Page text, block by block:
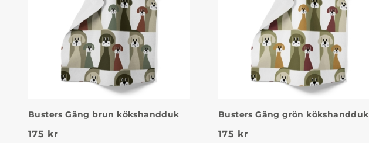
Busters Gäng brun kökshandduk
175 kr
Busters Gäng grön kökshandduk
175 kr